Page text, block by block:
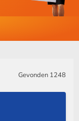
Gevonden 1248